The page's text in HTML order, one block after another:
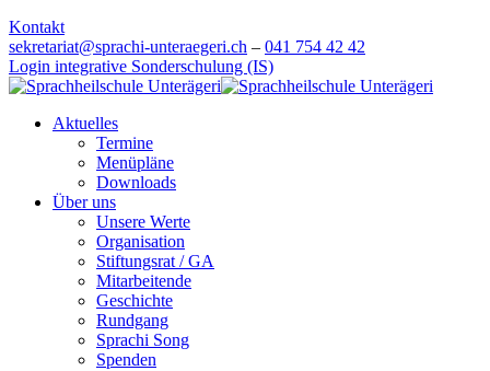
Kontakt
sekretariat@sprachi-unteraegeri.ch – 041 754 42 42
Login integrative Sonderschulung (IS)
Aktuelles
Termine
Menüpläne
Downloads
Über uns
Unsere Werte
Organisation
Stiftungsrat / GA
Mitarbeitende
Geschichte
Rundgang
Sprachi Song
Spenden